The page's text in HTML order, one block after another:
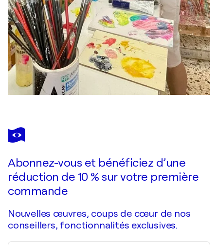
Abonnez-vous et bénéficiez d’une
réduction de 10 % sur votre première
commande
Nouvelles œuvres, coups de cœur de nos
conseillers, fonctionnalités exclusives.